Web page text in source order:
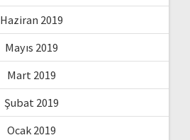
Haziran 2019
Mayıs 2019
Mart 2019
Şubat 2019
Ocak 2019